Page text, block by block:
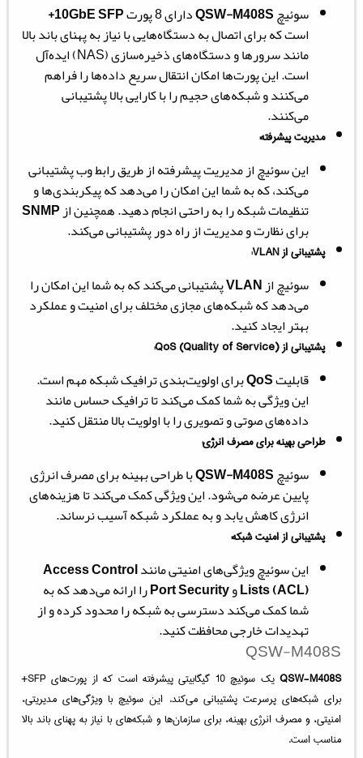
سوئیچQSW-M408Sدارای 8 پورت 10GbE SFP+
است که برای اتصال به دستگاه‌هایی با نیاز به پهنای باند بالا
مانند سرورها و دستگاه‌های ذخیره‌سازی (NAS) ایده‌آل
است. این پورت‌ها امکان انتقال سریع داده‌ها را فراهم
می‌کنند و شبکه‌های حجیم را با کارایی بالا پشتیبانی
می‌کنند.
مدیریت پیشرفته:
این سوئیچ از مدیریت پیشرفته از طریق رابط وب پشتیبانی
می‌کند، که به شما این امکان را می‌دهد که پیکربندی‌ها و
تنظیمات شبکه را به راحتی انجام دهید. همچنین ازSNMP
برای نظارت و مدیریت از راه دور پشتیبانی می‌کند.
پشتیبانی از VLAN:
سوئیچ ازVLANپشتیبانی می‌کند که به شما این امکان را
می‌دهد که شبکه‌های مجازی مختلف برای امنیت و عملکرد
بهتر ایجاد کنید.
پشتیبانی از QoS (Quality of Service):
قابلیتQoSبرای اولویت‌بندی ترافیک شبکه مهم است.
این ویژگی به شما کمک می‌کند تا ترافیک حساس مانند
داده‌های صوتی و تصویری را با اولویت بالا منتقل کنید.
طراحی بهینه برای مصرف انرژی:
سوئیچQSW-M408Sبا طراحی بهینه برای مصرف انرژی
پایین عرضه می‌شود. این ویژگی کمک می‌کند تا هزینه‌های
انرژی کاهش یابد و به عملکرد شبکه آسیب نرساند.
پشتیبانی از امنیت شبکه:
این سوئیچ ویژگی‌های امنیتی مانندAccess Control
Lists (ACL)وPort Securityرا ارائه می‌دهد که به
شما کمک می‌کند دسترسی به شبکه را محدود کرده و از
تهدیدات خارجی محافظت کنید.
QSW-M408S
QSW-M408S
یک سوئیچ 10 گیگابیتی پیشرفته است که از پورت‌های SFP+
برای شبکه‌های پرسرعت پشتیبانی می‌کند. این سوئیچ با ویژگی‌های مدیریتی،
امنیتی، و مصرف انرژی بهینه، برای سازمان‌ها و شبکه‌های با نیاز به پهنای باند بالا
مناسب است.